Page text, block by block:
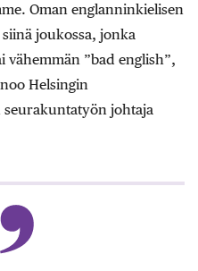
Oman englanninkielisen
joukossa, jonka
”bad english”,
Helsingin
johtaja